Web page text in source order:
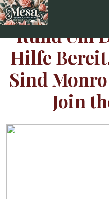
Skip
to
Rund Um
Hilfe
Sind
Join